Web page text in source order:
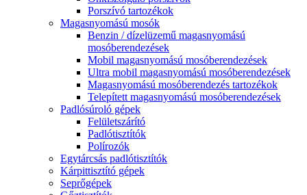
Porszívó tartozékok
Magasnyomású mosók
Benzin / dízelüzemű magasnyomású
mosóberendezések
Mobil magasnyomású mosóberendezések
Ultra mobil magasnyomású mosóberendezések
Magasnyomású mosóberendezés tartozékok
Telepített magasnyomású mosóberendezések
Padlósúroló gépek
Felületszárító
Padlótisztítók
Polírozók
Egytárcsás padlótisztítók
Kárpittisztító gépek
Seprőgépek